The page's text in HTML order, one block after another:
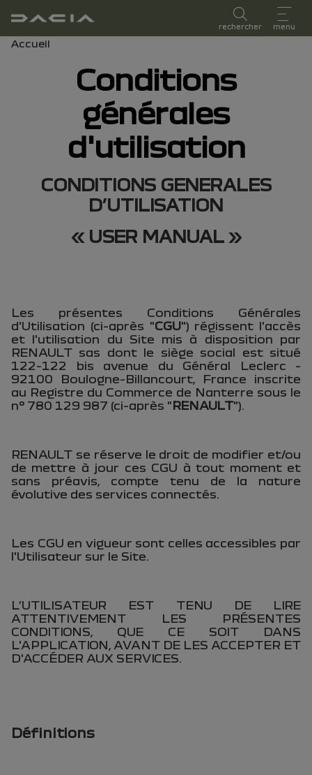
Manuel d'utilisation
rechercher menu
Fil d'ariane
Accueil
Conditions
générales
d'utilisation
CONDITIONS GENERALES
D’UTILISATION
« USER MANUAL »
Les présentes Conditions Générales
d'Utilisation (ci-après "CGU") régissent l'accès
et l'utilisation du Site mis à disposition par
RENAULT sas dont le siège social est situé
122-122 bis avenue du Général Leclerc -
92100 Boulogne-Billancourt, France inscrite
au Registre du Commerce de Nanterre sous le
n° 780 129 987 (ci-après "RENAULT").
RENAULT se réserve le droit de modifier et/ou
de mettre à jour ces CGU à tout moment et
sans préavis, compte tenu de la nature
évolutive des services connectés.
Les CGU en vigueur sont celles accessibles par
l'Utilisateur sur le Site.
L’UTILISATEUR EST TENU DE LIRE
ATTENTIVEMENT LES PRÉSENTES
CONDITIONS, QUE CE SOIT DANS
L'APPLICATION, AVANT DE LES ACCEPTER ET
D'ACCÉDER AUX SERVICES.
Définitions